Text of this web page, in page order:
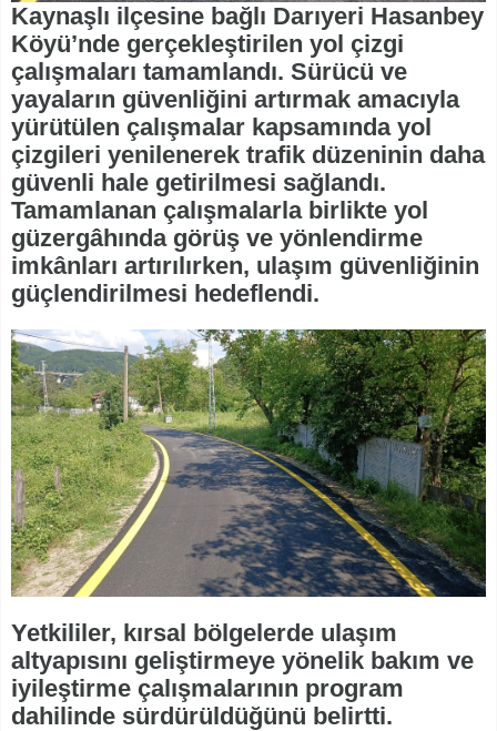
Kaynaşlı ilçesine bağlı Darıyeri Hasanbey
Köyü’nde gerçekleştirilen yol çizgi
çalışmaları tamamlandı. Sürücü ve
yayaların güvenliğini artırmak amacıyla
yürütülen çalışmalar kapsamında yol
çizgileri yenilenerek trafik düzeninin daha
güvenli hale getirilmesi sağlandı.
Tamamlanan çalışmalarla birlikte yol
güzergâhında görüş ve yönlendirme
imkânları artırılırken, ulaşım güvenliğinin
güçlendirilmesi hedeflendi.
Yetkililer, kırsal bölgelerde ulaşım
altyapısını geliştirmeye yönelik bakım ve
iyileştirme çalışmalarının program
dahilinde sürdürüldüğünü belirtti.